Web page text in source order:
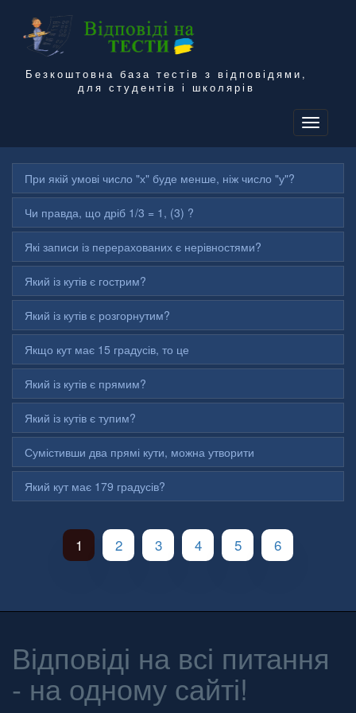
Безкоштовна база тестів з відповідями,
для студентів і школярів
При якій умові число "х" буде менше, ніж число "у"?
Чи правда, що дріб 1/3 = 1, (3) ?
Які записи із перерахованих є нерівностями?
Який із кутів є гострим?
Який із кутів є розгорнутим?
Якщо кут має 15 градусів, то це
Який із кутів є прямим?
Який із кутів є тупим?
Сумістивши два прямі кути, можна утворити
Який кут має 179 градусів?
1 2 3 4 5 6
Відповіді на всі питання
- на одному сайті!